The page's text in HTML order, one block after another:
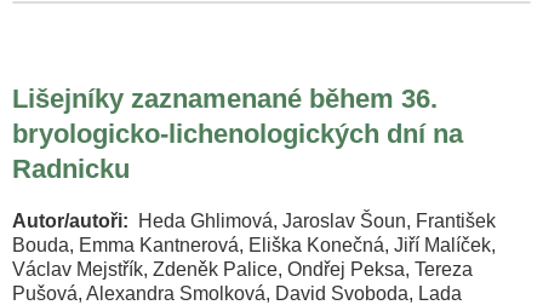
Lišejníky zaznamenané během 36.
bryologicko-lichenologických dní na
Radnicku
Autor/autoři
Heda Ghlimová, Jaroslav Šoun, František
Bouda, Emma Kantnerová, Eliška Konečná, Jiří Malíček,
Václav Mejstřík, Zdeněk Palice, Ondřej Peksa, Tereza
Pušová, Alexandra Smolková, David Svoboda, Lada